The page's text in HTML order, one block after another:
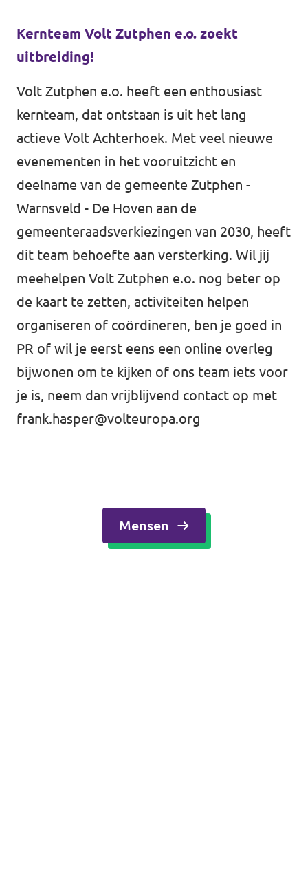
Kernteam Volt Zutphen e.o. zoekt
uitbreiding!
Volt Zutphen e.o. heeft een enthousiast
kernteam, dat ontstaan is uit het lang
actieve Volt Achterhoek. Met veel nieuwe
evenementen in het vooruitzicht en
deelname van de gemeente Zutphen -
Warnsveld - De Hoven aan de
gemeenteraadsverkiezingen van 2030, heeft
dit team behoefte aan versterking. Wil jij
meehelpen Volt Zutphen e.o. nog beter op
de kaart te zetten, activiteiten helpen
organiseren of coördineren, ben je goed in
PR of wil je eerst eens een online overleg
bijwonen om te kijken of ons team iets voor
je is, neem dan vrijblijvend contact op met
frank.hasper@volteuropa.org
Mensen